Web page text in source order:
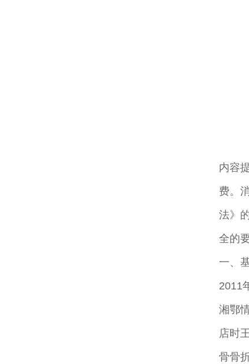
内容
费。
法》
全的
一、
2011
湘鄂
店时
骨骨